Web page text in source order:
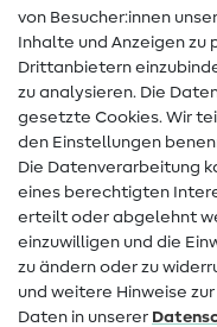
Hilfe & Kontakt
Kontakt
Infos zum
Widerrufsrecht
Beliebt
Stoffe
von Besucher:innen
Inhalte und Anzeigen zu
Drittanbietern
zu analysieren. Die
gesetzte Cookies. Wir
den Einstellungen
Die Datenverarbeitung
eines berechtigten
erteilt oder abgelehnt
einzuwilligen und die
zu ändern oder zu
und weitere Hinweise
Daten in unserer